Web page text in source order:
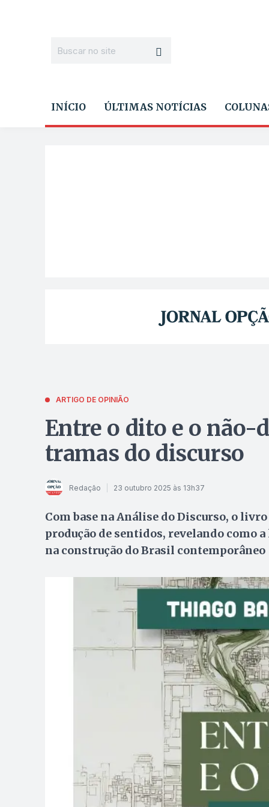
INÍCIO ÚLTIMAS NOTÍCIAS
ARTIGO DE OPINIÃO
Entre o dito e o não-
tramas do discurso
Redação 23 outubro 2025 às 13h37
Com base na Análise do Discurso, o
produção de sentidos, revelando como
na construção do Brasil contemporâneo